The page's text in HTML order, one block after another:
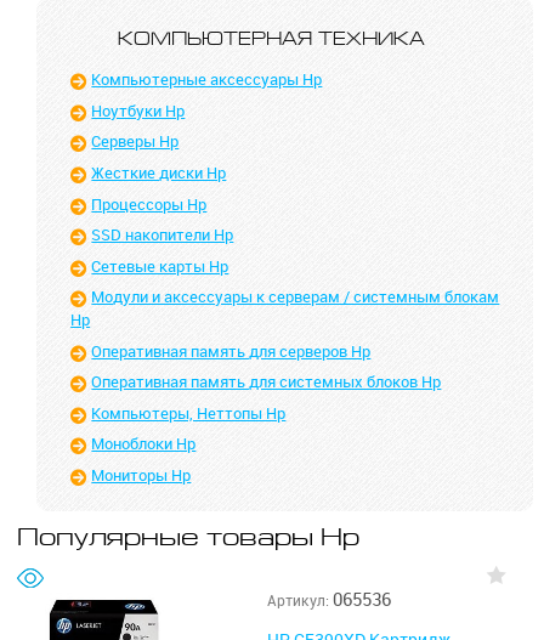
КОМПЬЮТЕР­НАЯ ТЕХНИКА
Компьютерные аксессуары Hp
Ноутбуки Hp
Серверы Hp
Жесткие диски Hp
Процессоры Hp
SSD накопители Hp
Сетевые карты Hp
Модули и аксессуары к серверам / системным блокам
Hp
Оперативная память для серверов Hp
Оперативная память для системных блоков Hp
Компьютеры, Неттопы Hp
Моноблоки Hp
Мониторы Hp
Популярные товары Hp
Артикул: 065536